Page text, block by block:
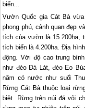
biển...
Vườn Quốc gia Cát Bà
phong phú, cảnh quan đẹp
tích của vườn là 15.200ha,
tích biển là 4.200ha. Ðịa
động. Với độ cao trung
như đèo Ðá Lát, đèo Eo
năm có nước như suối
Rừng Cát Bà thuộc loại
biệt. Rừng trên núi đá vôi